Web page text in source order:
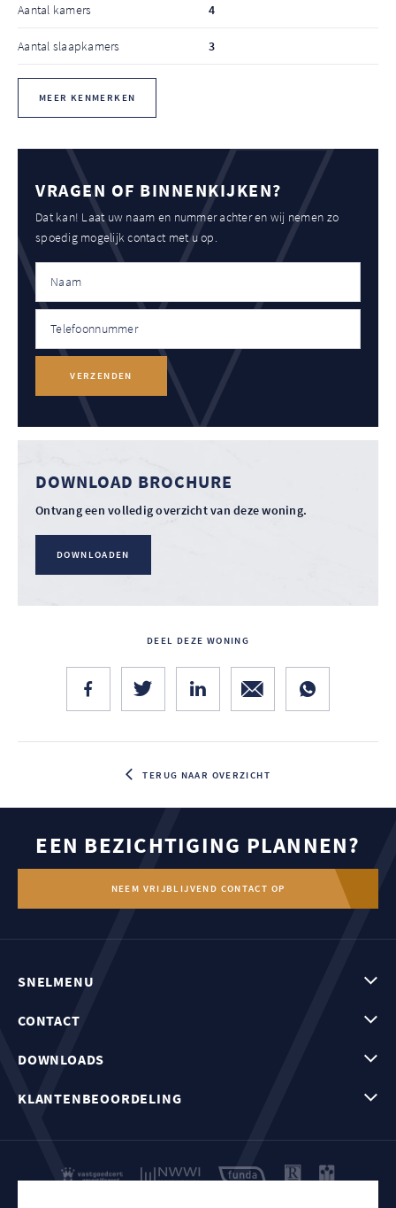
Aantal kamers 4
Aantal slaapkamers 3
MEER KENMERKEN
VRAGEN OF BINNENKIJKEN?
Dat kan! Laat uw naam en nummer achter en wij nemen zo
spoedig mogelijk contact met u op.
VERZENDEN
DOWNLOAD BROCHURE
Ontvang een volledig overzicht van deze woning.
DOWNLOADEN
TERUG NAAR OVERZICHT
DEEL DEZE WONING
EEN BEZICHTIGING PLANNEN?
NEEM VRIJBLIJVEND CONTACT OP
SNELMENU
CONTACT
DOWNLOADS
KLANTENBEOORDELING